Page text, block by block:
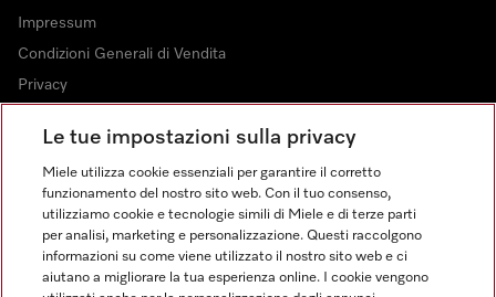
Impressum
Condizioni Generali di Vendita
Privacy
Dichiarazione di Accessibilità
Modulo di recesso
Legge sui servizi digitali
Impostazioni cookie
Le tue impostazioni sulla privacy
Miele utilizza cookie essenziali per garantire il corretto
funzionamento del nostro sito web. Con il tuo consenso,
utilizziamo cookie e tecnologie simili di Miele e di terze parti
per analisi, marketing e personalizzazione. Questi raccolgono
informazioni su come viene utilizzato il nostro sito web e ci
aiutano a migliorare la tua esperienza online. I cookie vengono